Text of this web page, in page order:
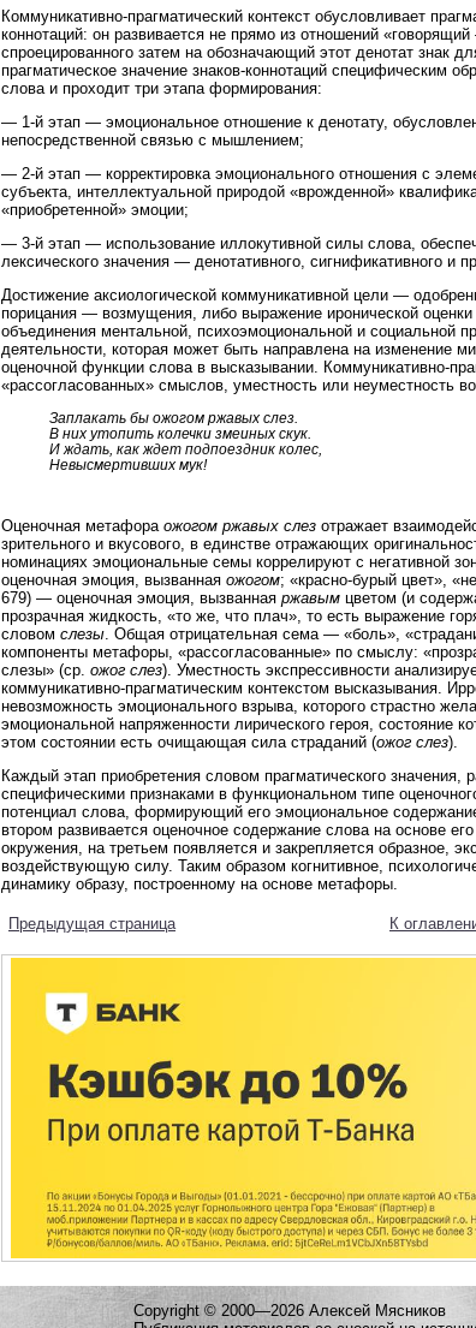
Коммуникативно-прагматический контекст обусловливает
коннотаций: он развивается не прямо из отношений
спроецированного затем на обозначающий этот денотат знак
прагматическое значение знаков-коннотаций специфическим
слова и проходит три этапа формирования:
— 1-й этап — эмоциональное отношение к денотату,
непосредственной связью с мышлением;
— 2-й этап — корректировка эмоционального отношения с
субъекта, интеллектуальной природой «врожденной»
«приобретенной» эмоции;
— 3-й этап — использование иллокутивной силы слова,
лексического значения — денотативного, сигнификативного и
Достижение аксиологической коммуникативной цели —
порицания — возмущения, либо выражение иронической
объединения ментальной, психоэмоциональной и социальной
деятельности, которая может быть направлена на изменение
оценочной функции слова в высказывании. Коммуникативно-
«рассогласованных» смыслов, уместность или неуместность
Заплакать бы ожогом ржавых слез.
В них утопить колечки змеиных скук.
И ждать, как ждет подпоездник колес,
Невысмертивших мук!
Оценочная метафора ожогом ржавых слез отражает
зрительного и вкусового, в единстве отражающих
номинациях эмоциональные семы коррелируют с негативной
оценочная эмоция, вызванная ожогом; «красно-бурый цвет»,
679) — оценочная эмоция, вызванная ржавым цветом (и
прозрачная жидкость, «то же, что плач», то есть выражение
словом слезы. Общая отрицательная сема — «боль»,
компоненты метафоры, «рассогласованные» по смыслу:
слезы» (ср. ожог слез). Уместность экспрессивности
коммуникативно-прагматическим контекстом высказывания.
невозможность эмоционального взрыва, которого страстно
эмоциональной напряженности лирического героя, состояние
этом состоянии есть очищающая сила страданий (ожог слез).
Каждый этап приобретения словом прагматического значения,
специфическими признаками в функциональном типе
потенциал слова, формирующий его эмоциональное
втором развивается оценочное содержание слова на основе
окружения, на третьем появляется и закрепляется образное,
воздействующую силу. Таким образом когнитивное,
динамику образу, построенному на основе метафоры.
Предыдущая страница К
Copyright © 2000—2026 Алексей Мясников